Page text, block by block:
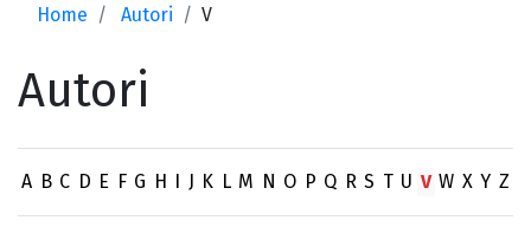
Home Autori V
Autori
A B C D E F G H I J K L M N O P Q R S T U V W X Y Z